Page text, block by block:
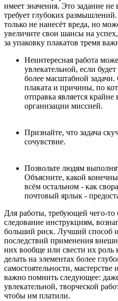
имеет значения. Это задание
требует глубоких
только не нанесёт вреда, но
увеличите свои шансы на
за упаковку плакатов тремя
Неинтересная работа
увлекательной, если
более масштабной задачи.
плаката и причины, по
отправка является
организации миссией.
Признайте, что задача
сочувствие.
Позвольте людям
Объясните, какой
всём остальном - как
почтовый ярлык -
Для работы, требующей чего-то
следование инструкциям,
больший риск. Лучший способ
последствий применения
них вообще или свести их
делать на элементах более
самостоятельности,
важно помнить следующее:
увлекательной, творческой
чтобы им платили.